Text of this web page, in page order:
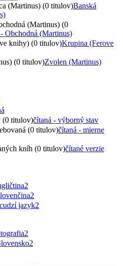
(Martinus) (0 titulov)Banská
(Martinus) (0
Obchodná (Martinus)
knihy) (0 titulov)Krupina (Ferove
(0 titulov)Zvolen (Martinus)
(0 titulov)čítaná - výborný stav
(0 titulov)čítaná - mierne
kníh (0 titulov)čítané verzie
2
2
cudzí jazyk2
2
2